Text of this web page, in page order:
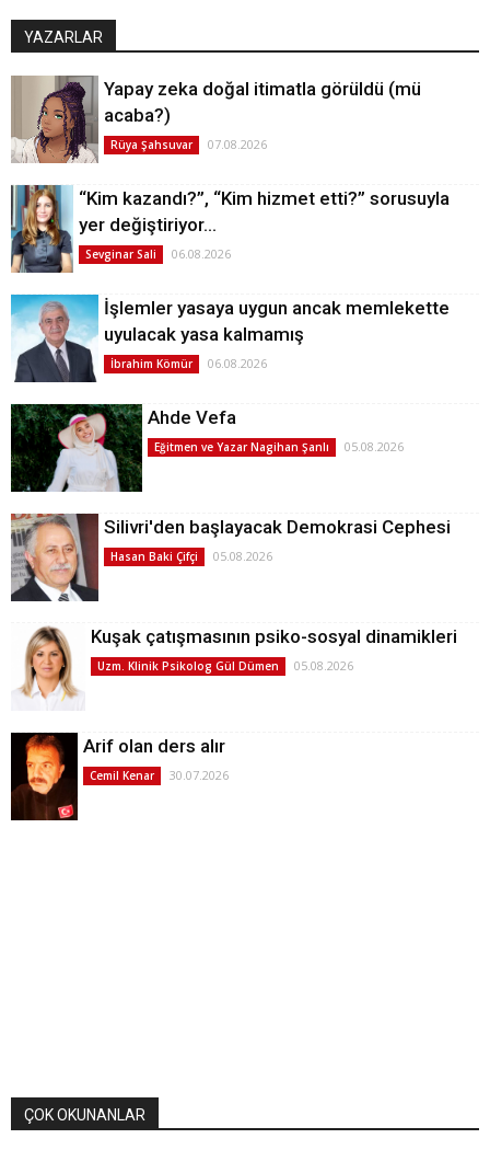
YAZARLAR
Yapay zeka doğal itimatla görüldü (mü
acaba?)
Rüya Şahsuvar 07.08.2026
“Kim kazandı?”, “Kim hizmet etti?” sorusuyla
yer değiştiriyor…
Sevginar Sali 06.08.2026
İşlemler yasaya uygun ancak memlekette
uyulacak yasa kalmamış
İbrahim Kömür 06.08.2026
Ahde Vefa
Eğitmen ve Yazar Nagihan Şanlı 05.08.2026
Silivri'den başlayacak Demokrasi Cephesi
Hasan Baki Çifçi 05.08.2026
Kuşak çatışmasının psiko-sosyal dinamikleri
Uzm. Klinik Psikolog Gül Dümen 05.08.2026
Arif olan ders alır
Cemil Kenar 30.07.2026
ÇOK OKUNANLAR